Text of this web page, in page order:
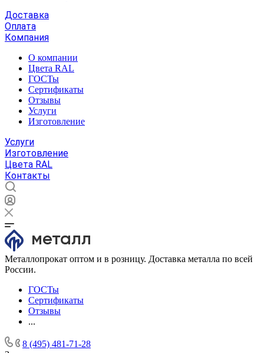
Доставка
Оплата
Компания
О компании
Цвета RAL
ГОСТы
Сертификаты
Отзывы
Услуги
Изготовление
Услуги
Изготовление
Цвета RAL
Контакты
Металлопрокат оптом и в розницу. Доставка металла по всей
России.
ГОСТы
Сертификаты
Отзывы
...
8 (495) 481-71-28